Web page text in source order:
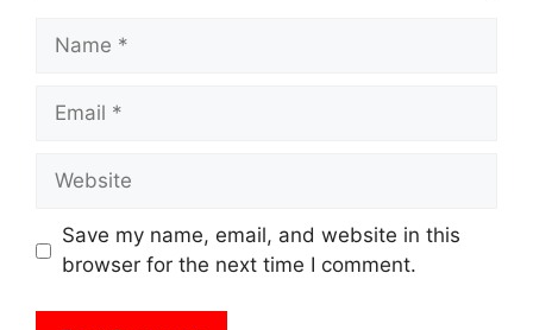
Name
Email
Website
Save my name, email, and website in this
browser for the next time I comment.